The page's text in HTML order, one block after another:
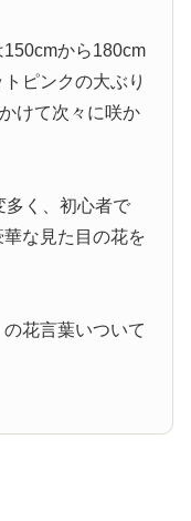
から180cm
ピンクの大ぶり
けて次々に咲か
多く、初心者で
な見た目の花を
の花言葉いついて